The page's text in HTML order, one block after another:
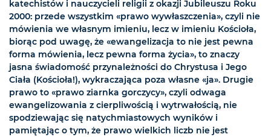
katechistów i nauczycieli religii z okazji Jubileuszu Roku
2000: przede wszystkim «prawo wywłaszczenia», czyli nie
mówienia we własnym imieniu, lecz w imieniu Kościoła,
biorąc pod uwagę, że «ewangelizacja to nie jest pewna
forma mówienia, lecz pewna forma życia», to znaczy
jasna świadomość przynależności do Chrystusa i Jego
Ciała (Kościoła!), wykraczająca poza własne «ja». Drugie
prawo to «prawo ziarnka gorczycy», czyli odwaga
ewangelizowania z cierpliwością i wytrwałością, nie
spodziewając się natychmiastowych wyników i
pamiętając o tym, że prawo wielkich liczb nie jest